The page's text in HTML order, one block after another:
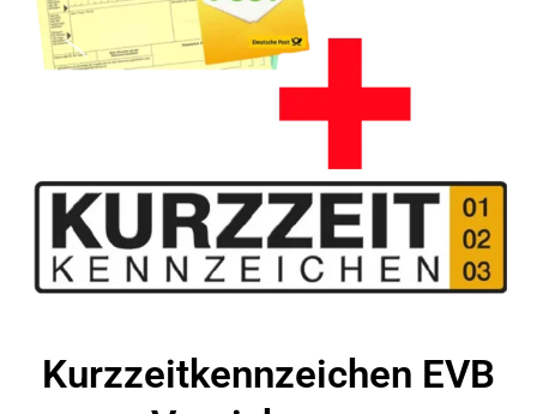
Kurzzeitkennzeichen EVB